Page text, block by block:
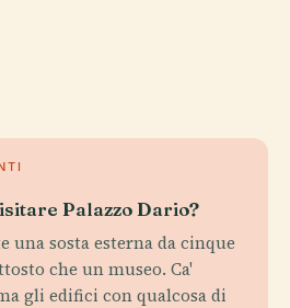
Palazzo Dario?
una sosta esterna da cinque
che un museo. Ca'
gli edifici con qualcosa di